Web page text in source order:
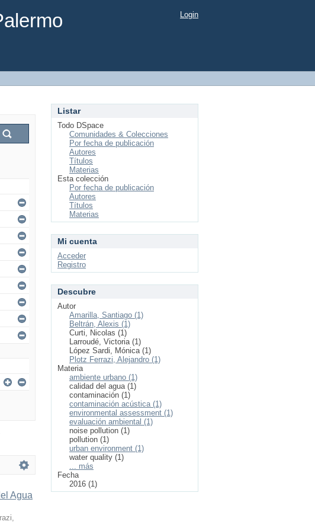
Login
Agua
Listar
Todo DSpace
Comunidades & Colecciones
Por fecha de publicación
Autores
Títulos
Materias
Esta colección
Por fecha de publicación
Autores
Títulos
Materias
Mi cuenta
Acceder
Registro
Descubre
Autor
Amarilla, Santiago (1)
Beltrán, Alexis (1)
Curti, Nicolas (1)
Larroudé, Victoria (1)
López Sardi, Mónica (1)
Plotz Ferrazi, Alejandro (1)
Materia
ambiente urbano (1)
calidad del agua (1)
contaminación (1)
contaminación acústica (1)
environmental assessment (1)
evaluación ambiental (1)
noise pollution (1)
pollution (1)
urban environment (1)
water quality (1)
... más
Fecha
2016 (1)